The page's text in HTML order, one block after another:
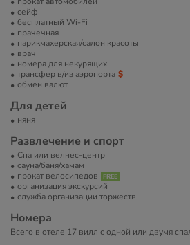
сейф
бесплатный Wi-Fi
прачечная
парикмахерская/салон красоты
врач
номера для некурящих
трансфер в/из аэропорта
обмен валют
Для детей
няня
Развлечение и спорт
Спа или велнес-центр
сауна/баня/хамам
прокат велосипедов
организация экскурсий
служба организации торжеств
Номера
Всего в отеле 17 вилл с одной или двумя